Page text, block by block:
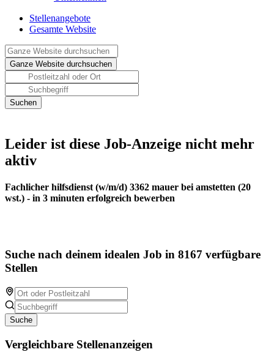
Stellenangebote
Gesamte Website
Leider ist diese Job-Anzeige nicht mehr
aktiv
Fachlicher hilfsdienst (w/m/d) 3362 mauer bei amstetten (20
wst.) - in 3 minuten erfolgreich bewerben
Suche nach deinem idealen Job in 8167 verfügbare
Stellen
Suche
Vergleichbare Stellenanzeigen